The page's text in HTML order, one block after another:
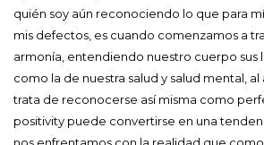
quién soy aún reconociendo lo que para
mis defectos, es cuando comenzamos a
armonía, entendiendo nuestro cuerpo sus
como la de nuestra salud y salud mental,
trata de reconocerse así misma como
positivity puede convertirse en una